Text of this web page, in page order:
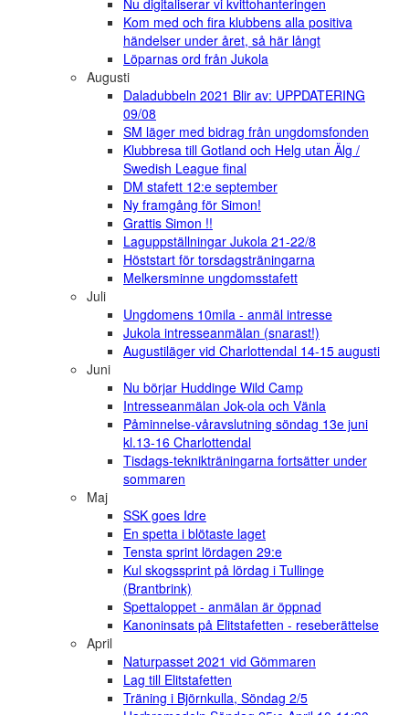
Nu digitaliserar vi kvittohanteringen
Kom med och fira klubbens alla positiva
händelser under året, så här långt
Löparnas ord från Jukola
Augusti
Daladubbeln 2021 Blir av: UPPDATERING
09/08
SM läger med bidrag från ungdomsfonden
Klubbresa till Gotland och Helg utan Älg /
Swedish League final
DM stafett 12:e september
Ny framgång för Simon!
Grattis Simon !!
Laguppställningar Jukola 21-22/8
Höststart för torsdagsträningarna
Melkersminne ungdomsstafett
Juli
Ungdomens 10mila - anmäl intresse
Jukola intresseanmälan (snarast!)
Augustiläger vid Charlottendal 14-15 augusti
Juni
Nu börjar Huddinge Wild Camp
Intresseanmälan Jok-ola och Vänla
Påminnelse-våravslutning söndag 13e juni
kl.13-16 Charlottendal
Tisdags-teknikträningarna fortsätter under
sommaren
Maj
SSK goes Idre
En spetta i blötaste laget
Tensta sprint lördagen 29:e
Kul skogssprint på lördag i Tullinge
(Brantbrink)
Spettaloppet - anmälan är öppnad
Kanoninsats på Elitstafetten - reseberättelse
April
Naturpasset 2021 vid Gömmaren
Lag till Elitstafetten
Träning i Björnkulla, Söndag 2/5